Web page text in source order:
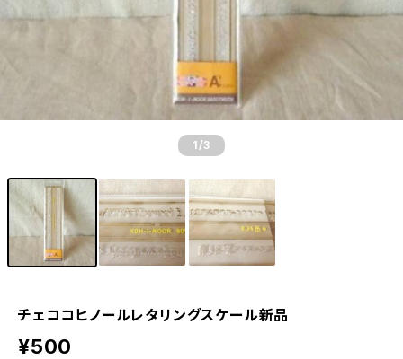
1 /3
チェココヒノールレタリングスケール新品
¥500